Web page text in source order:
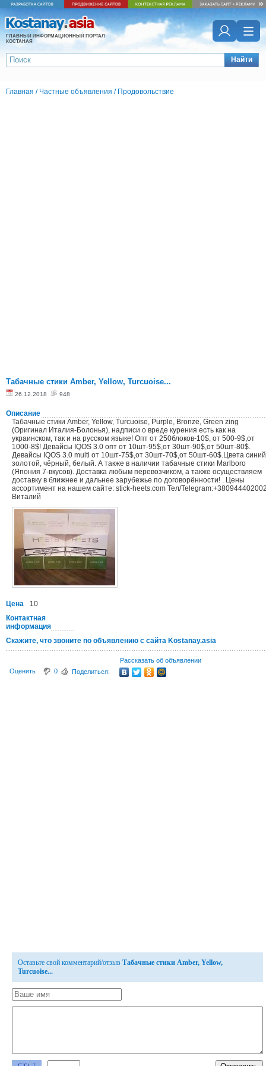
ГЛАВНЫЙ ИНФОРМАЦИОННЫЙ ПОРТАЛ
КОСТАНАЯ
Найти
Главная / Частные объявления / Продовольствие
Табачные стики Amber, Yellow, Turcuoise...
26.12.2018 948
Описание
Табачные стики Amber, Yellow, Turcuoise, Purple, Bronze, Green zing
(Оригинал Италия-Болонья), надписи о вреде курения есть как на
украинском, так и на русском языке! Опт от 250блоков-10$, от 500-9$,от
1000-8$! Девайсы IQOS 3.0 опт от 10шт-95$,от 30шт-90$,от 50шт-80$.
Девайсы IQOS 3.0 multi от 10шт-75$,от 30шт-70$,от 50шт-60$.Цвета
золотой, чёрный, белый. А также в наличии табачные стики Marlboro
(Япония 7-вкусов). Доставка любым перевозчиком, а также осуществляем
доставку в ближнее и дальнее зарубежье по договорённости! . Цены
ассортимент на нашем сайте: stick-heets.com Тел/
Виталий
Цена
10
Контактная
информация
Скажите, что звоните по объявлению с сайта Kostanay.asia
Рассказать об объявлении
Оценить
0 Поделиться:
Оставьте свой комментарий/отзыв Табачные стики Amber, Yellow,
Turcuoise...